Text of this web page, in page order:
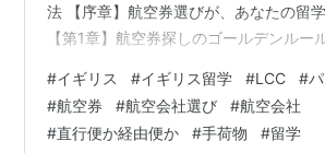
法 【序章】航空券選びが、あなたの留
【第1章】航空券探しのゴールデンルー
徹底比較：あなたはどの翼を選ぶ？ 【
経由便：時間、費用、体力をめぐる究極
章】【徹底検証】長期留学でLCC（格安
#イギリス #イギリス留学 #LCC #
#航空券 #航空会社選び #航空会社
#直行便か経由便か #手荷物 #留学